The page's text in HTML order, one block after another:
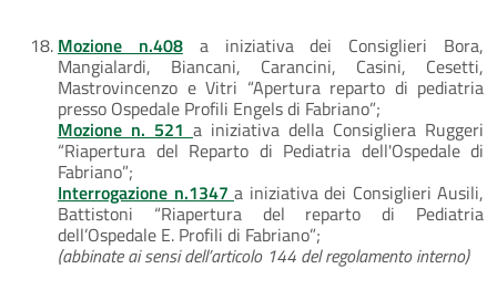
Mozione n.408a iniziativa dei Consiglieri Bora,
Mangialardi, Biancani, Carancini, Casini, Cesetti,
Mastrovincenzo e Vitri “Apertura reparto di pediatria
presso Ospedale Profili Engels di Fabriano”;
Mozione n. 521 a iniziativa della Consigliera Ruggeri
“Riapertura del Reparto di Pediatria dell'Ospedale di
Fabriano”;
Interrogazione n.1347 a iniziativa dei Consiglieri Ausili,
Battistoni “Riapertura del reparto di Pediatria
dell’Ospedale E. Profili di Fabriano”;
(abbinate ai sensi dell’articolo 144 del regolamento interno)